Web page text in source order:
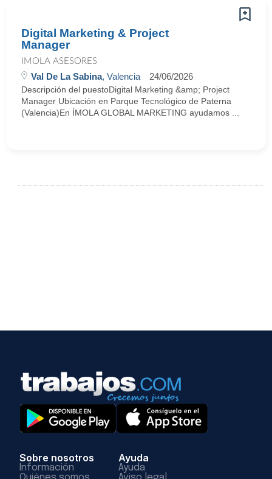
Digital Marketing & Project
Manager
IMOLA ASESORES
Val De La Sabina, Valencia 24/06/2026
Descripción del puestoDigital Marketing &amp; Project
Manager Ubicación en Parque Tecnológico de Paterna
(Valencia)En ÍMOLA GLOBAL MARKETING ayudamos ...
Sobre nosotros
Información
Ayuda
Ayuda